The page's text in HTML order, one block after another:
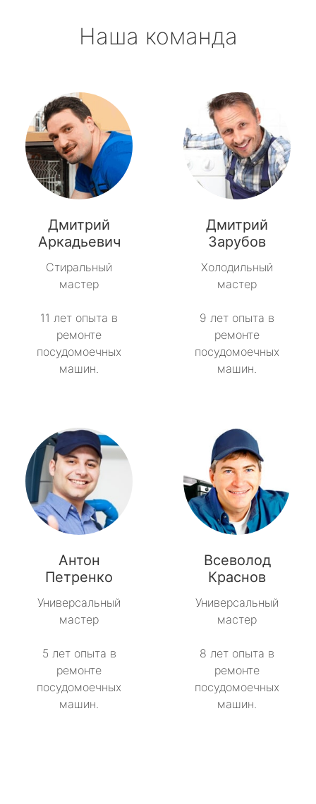
Наша команда
Дмитрий
Аркадьевич
Стиральный
мастер
11 лет опыта в
ремонте
посудомоечных
машин.
Дмитрий
Зарубов
Холодильный
мастер
9 лет опыта в
ремонте
посудомоечных
машин.
Антон
Петренко
Универсальный
мастер
5 лет опыта в
ремонте
посудомоечных
машин.
Всеволод
Краснов
Универсальный
мастер
8 лет опыта в
ремонте
посудомоечных
машин.